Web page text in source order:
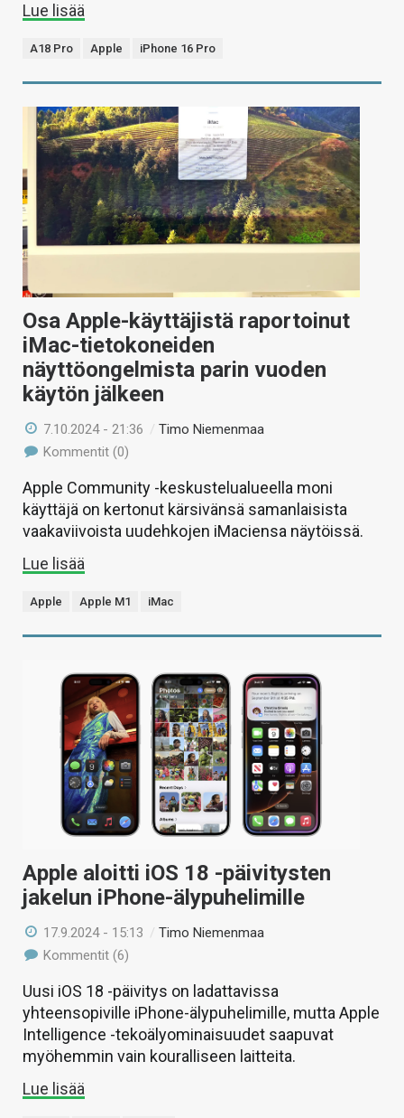
Lue lisää
A18 Pro Apple iPhone 16 Pro
Osa Apple-käyttäjistä raportoinut
iMac-tietokoneiden
näyttöongelmista parin vuoden
käytön jälkeen
7.10.2024 - 21:36 /Timo Niemenmaa
Kommentit (0)
Apple Community -keskustelualueella moni
käyttäjä on kertonut kärsivänsä samanlaisista
vaakaviivoista uudehkojen iMaciensa näytöissä.
Lue lisää
Apple Apple M1 iMac
Apple aloitti iOS 18 -päivitysten
jakelun iPhone-älypuhelimille
17.9.2024 - 15:13 /Timo Niemenmaa
Kommentit (6)
Uusi iOS 18 -päivitys on ladattavissa
yhteensopiville iPhone-älypuhelimille, mutta Apple
Intelligence -tekoälyominaisuudet saapuvat
myöhemmin vain kouralliseen laitteita.
Lue lisää